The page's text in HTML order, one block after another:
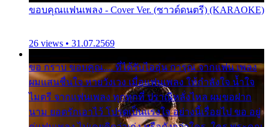
ขอบคุณแฟนเพลง - Cover Ver. (ซาวด์ดนตรี) (KARAOKE)
26 views • 31.07.2569
ขอ กราบ ขอบคุณ.... ที่ได้รับไออุ่น การุณ จากแฟน เพลง
ผมแสนชื่นใจ หายวังเวง เมื่อแฟนเพลง ให้กำลังใจ น้ำใจ
ไมตรี จากแฟนเพลง ทุกทุกที่ ปราณีหลั่งไหล ผมขอฝาก
นาม ยอดรักเอาไว้ โปรดเป็นแรงใจ อย่างนี้เรื่อยไป ขอ อยู่